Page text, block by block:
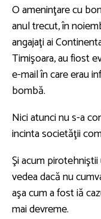
O ameninţare cu
anul trecut, în
angajaţi ai
Timişoara, au fiost
e-mail în care erau
bombă.
Nici atunci nu s-a
incinta societăţii
Şi acum
vedea dacă nu
aşa cum a fost iă
mai devreme.